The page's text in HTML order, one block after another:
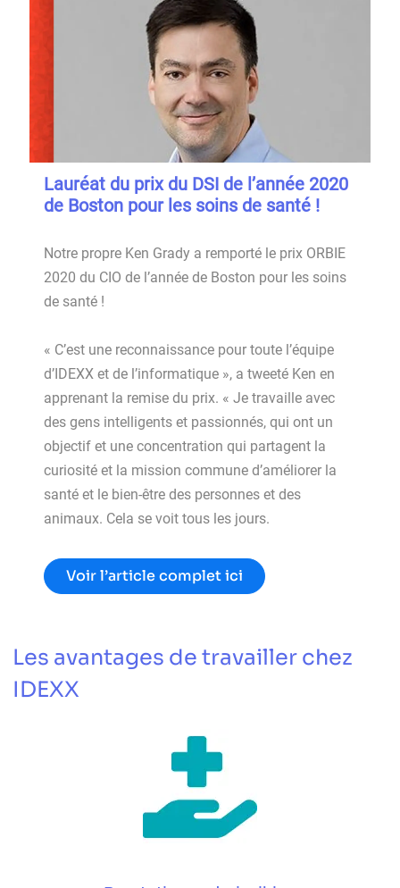
Lauréat du prix du DSI de l’année 2020
de Boston pour les soins de santé !
Notre propre Ken Grady a remporté le prix ORBIE
2020 du CIO de l’année de Boston pour les soins
de santé !
« C’est une reconnaissance pour toute l’équipe
d’IDEXX et de l’informatique », a tweeté Ken en
apprenant la remise du prix. « Je travaille avec
des gens intelligents et passionnés, qui ont un
objectif et une concentration qui partagent la
curiosité et la mission commune d’améliorer la
santé et le bien-être des personnes et des
animaux. Cela se voit tous les jours.
Voir l’article complet ici
Les avantages de travailler chez
IDEXX